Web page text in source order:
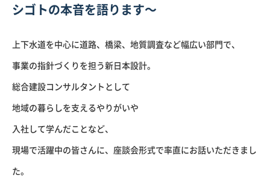
シゴトの本音を語ります～
上下水道を中心に道路、橋梁、地質調査など幅広い部門で、
事業の指針づくりを担う新日本設計。
総合建設コンサルタントとして
地域の暮らしを支えるやりがいや
入社して学んだことなど、
現場で活躍中の皆さんに、座談会形式で率直にお話いただきまし
た。